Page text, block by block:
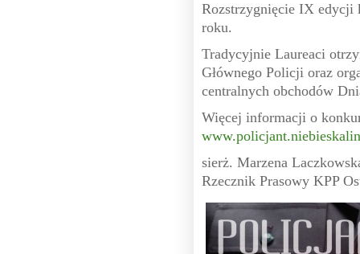
Rozstrzygnięcie IX edycji
roku.
Tradycyjnie Laureaci
Głównego Policji oraz
centralnych obchodów
Więcej informacji o
sierż. Marzena
Rzecznik Prasowy KPP